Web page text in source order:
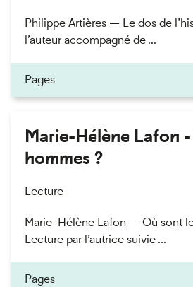
Philippe Artières — Le dos de
l’auteur accompagné de ...
Pages
Marie-Hélène Lafon
hommes ?
Lecture
Marie-Hélène Lafon — Où sont
Lecture par l’autrice suivie ...
Pages